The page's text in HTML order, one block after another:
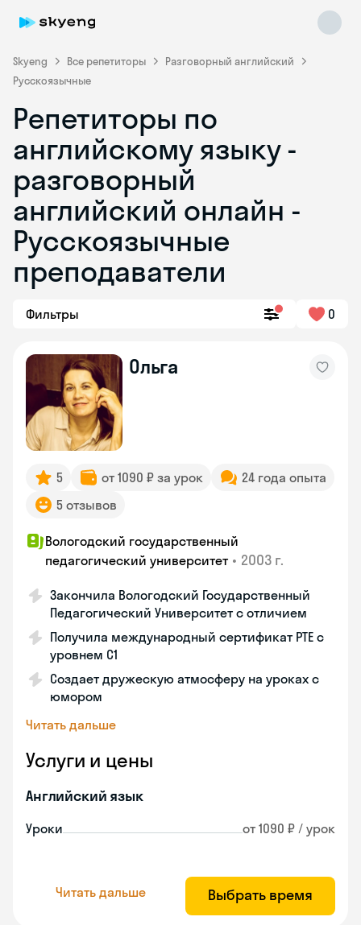
Skyeng Все репетиторы
Разговорный английский
Русскоязычные
Репетиторы по
английскому языку -
разговорный
английский онлайн -
Русскоязычные
преподаватели
Фильтры 0
Ольга
5 от 1090 ₽ за урок
24 года опыта
5 отзывов
Вологодский государственный
педагогический университет • 2003 г.
Закончила Вологодский Государственный
Педагогический Университет с отличием
Получила международный сертификат PTE с
уровнем C1
Создает дружескую атмосферу на уроках с
юмором
Читать дальше
Услуги и цены
Английский язык
Уроки от 1090 ₽ / урок
Читать дальше Выбрать время
Skyeng Chat